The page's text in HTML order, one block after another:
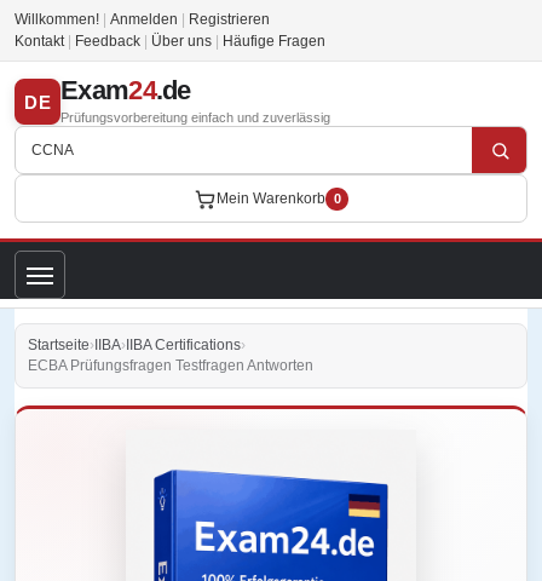
Willkommen! Anmelden
Registrieren
Kontakt
Feedback Über uns Häufige Fragen
DE Exam24.de
Prüfungsvorbereitung einfach und zuverlässig
Mein Warenkorb 0
Startseite› IIBA› IIBA Certifications›
ECBA Prüfungsfragen Testfragen Antworten